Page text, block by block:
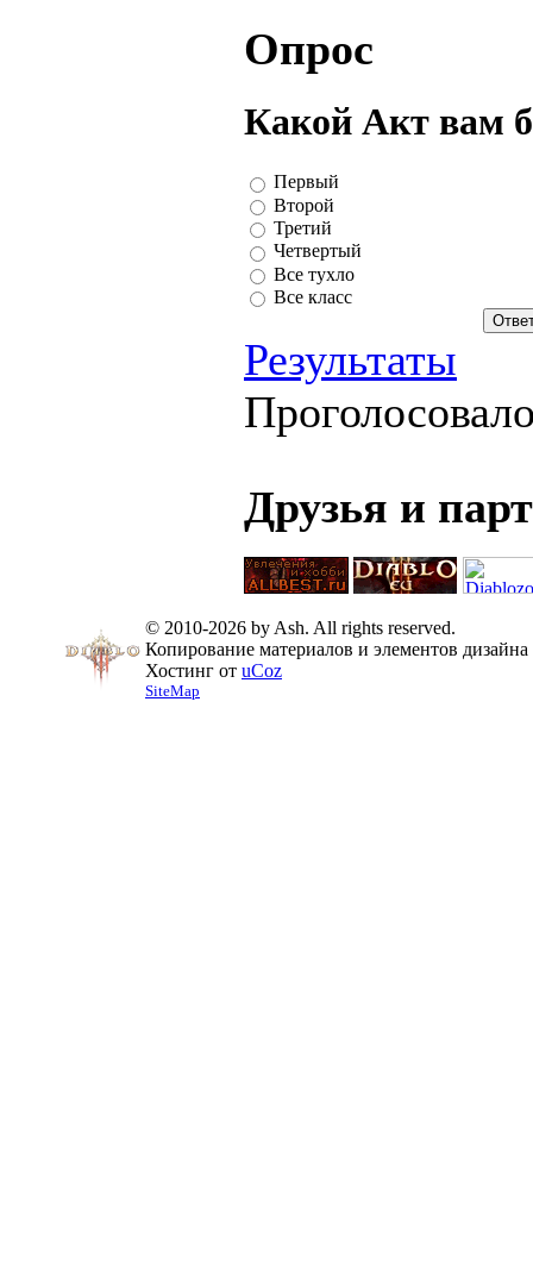
Опрос
Какой Акт вам
Первый
Второй
Третий
Четвертый
Все тухло
Все класс
Результаты
Друзья и
© 2010-2026 by Ash. All rights reserved.
Копирование материалов и элементов
Хостинг от uCoz
SiteMap